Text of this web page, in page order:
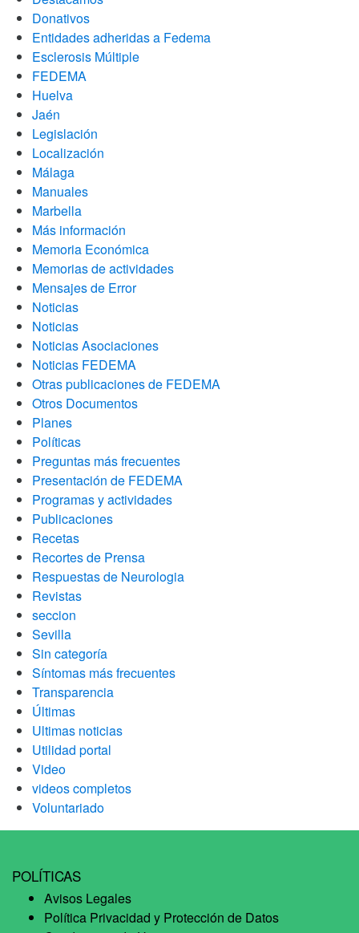
Donativos
Entidades adheridas a Fedema
Esclerosis Múltiple
FEDEMA
Huelva
Jaén
Legislación
Localización
Málaga
Manuales
Marbella
Más información
Memoria Económica
Memorias de actividades
Mensajes de Error
Noticias
Noticias
Noticias Asociaciones
Noticias FEDEMA
Otras publicaciones de FEDEMA
Otros Documentos
Planes
Políticas
Preguntas más frecuentes
Presentación de FEDEMA
Programas y actividades
Publicaciones
Recetas
Recortes de Prensa
Respuestas de Neurologia
Revistas
seccion
Sevilla
Sin categoría
Síntomas más frecuentes
Transparencia
Últimas
Ultimas noticias
Utilidad portal
Video
videos completos
Voluntariado
POLÍTICAS
Avisos Legales
Política Privacidad y Protección de Datos